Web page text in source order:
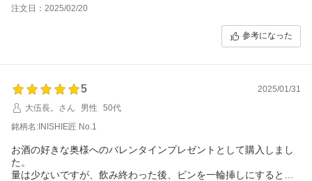
注文日：2025/02/20
参考になった
5
2025/01/31
大伍長。さん
男性
50代
銘柄名:INISHIE匠 No.1
お酒の好きな奥様へのバレンタインプレゼントとして購入しまし
た。
量は少ないですが、飲み終わった後、ビンを一輪挿しにすると思